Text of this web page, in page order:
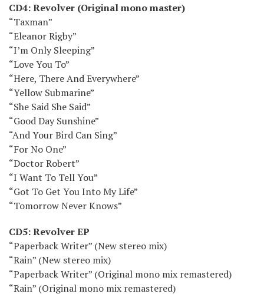
CD4: Revolver (Original mono master)
“Taxman”
“Eleanor Rigby”
“I’m Only Sleeping”
“Love You To”
“Here, There And Everywhere”
“Yellow Submarine”
“She Said She Said”
“Good Day Sunshine”
“And Your Bird Can Sing”
“For No One”
“Doctor Robert”
“I Want To Tell You”
“Got To Get You Into My Life”
“Tomorrow Never Knows”
CD5: Revolver EP
“Paperback Writer” (New stereo mix)
“Rain” (New stereo mix)
“Paperback Writer” (Original mono mix remastered)
“Rain” (Original mono mix remastered)